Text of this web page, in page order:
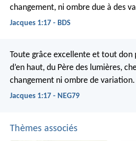
changement, ni ombre due à des
Jacques 1:17 - BDS
Toute grâce excellente et tout don
d’en haut, du Père des lumières,
changement ni ombre de variation.
Jacques 1:17 - NEG79
Thèmes associés